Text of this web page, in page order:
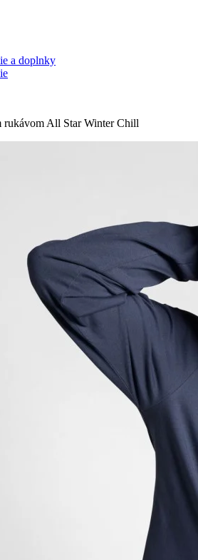
a doplnky
rukávom All Star Winter Chill